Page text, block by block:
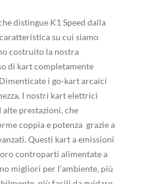
distingue K1 Speed dalla
su cui siamo
costruito la nostra
di kart completamente
i go-kart arcaici
I nostri kart elettrici
alte prestazioni, che
coppia e potenza grazie a
Questi kart a emissioni
controparti alimentate a
migliori per l’ambiente, più